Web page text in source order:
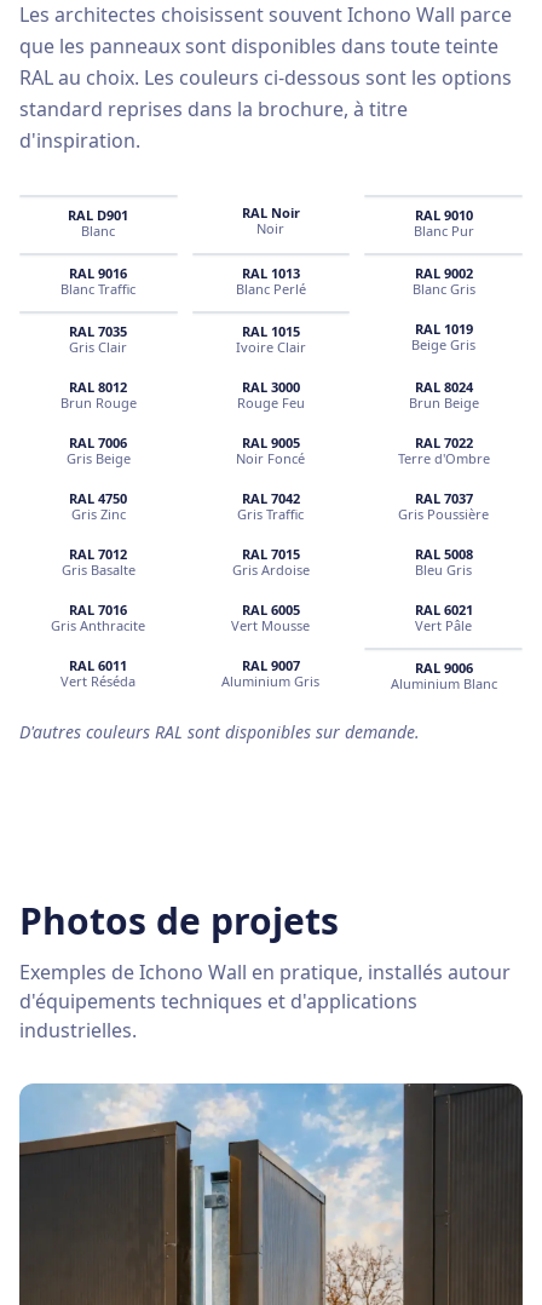
Les architectes choisissent souvent Ichono Wall parce
que les panneaux sont disponibles dans toute teinte
RAL au choix. Les couleurs ci-dessous sont les options
standard reprises dans la brochure, à titre
d'inspiration.
RAL D901
Blanc
RAL Noir
Noir
RAL 9010
Blanc Pur
RAL9016
Blanc Traffic
RAL 1013
Blanc Perlé
RAL 9002
Blanc Gris
RAL7035
Gris Clair
RAL 1015
Ivoire Clair
RAL 1019
Beige Gris
RAL8012
Brun Rouge
RAL 3000
Rouge Feu
RAL 8024
Brun Beige
RAL7006
Gris Beige
RAL 9005
Noir Foncé
RAL 7022
Terre d'Ombre
RAL4750
Gris Zinc
RAL 7042
Gris Traffic
RAL 7037
Gris Poussière
RAL7012
Gris Basalte
RAL 7015
Gris Ardoise
RAL 5008
Bleu Gris
RAL7016
Gris Anthracite
RAL 6005
Vert Mousse
RAL 6021
Vert Pâle
RAL6011
Vert Réséda
RAL 9007
Aluminium Gris
RAL 9006
Aluminium Blanc
D'autres couleurs RAL sont disponibles sur demande.
Photos de projets
Exemples de Ichono Wall en pratique, installés autour
d'équipements techniques et d'applications
industrielles.